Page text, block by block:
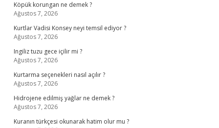
Köpük korungan ne demek ?
Ağustos 7, 2026
Kurtlar Vadisi Konsey neyi temsil ediyor ?
Ağustos 7, 2026
Ingiliz tuzu gece içilir mi ?
Ağustos 7, 2026
Kurtarma seçenekleri nasıl açılır ?
Ağustos 7, 2026
Hidrojene edilmiş yağlar ne demek ?
Ağustos 7, 2026
Kuranın türkçesi okunarak hatim olur mu ?